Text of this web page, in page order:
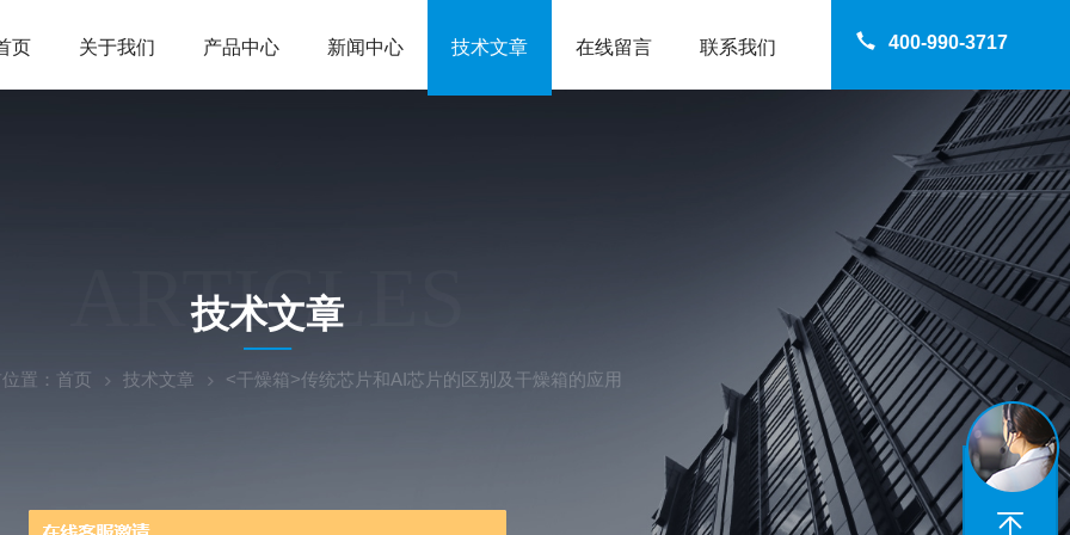
400-990-3717
页 关于我们 产品中心 新闻中心 技术文章 在线留言 联系我们
ARTICLES
技术文章
置： 首页 技术文章 <干燥箱>传统芯片和AI芯片的区别及干燥箱的应用